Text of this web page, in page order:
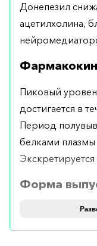
Донепезил
ацетилхолина,
Пиковый
достигается в
Период
белками плазмы
Форма
Выпускается в